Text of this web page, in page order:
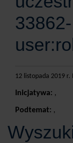
33862-
12 listopada 2019 r.
Inicjatywa: ,
Podtemat: ,